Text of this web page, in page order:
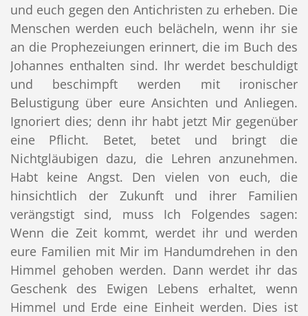
und euch gegen den Antichristen zu erheben. Die
Menschen werden euch belächeln, wenn ihr sie
an die Prophezeiungen erinnert, die im Buch des
Johannes enthalten sind. Ihr werdet beschuldigt
und beschimpft werden mit ironischer
Belustigung über eure Ansichten und Anliegen.
Ignoriert dies; denn ihr habt jetzt Mir gegenüber
eine Pflicht. Betet, betet und bringt die
Nichtgläubigen dazu, die Lehren anzunehmen.
Habt keine Angst. Den vielen von euch, die
hinsichtlich der Zukunft und ihrer Familien
verängstigt sind, muss Ich Folgendes sagen:
Wenn die Zeit kommt, werdet ihr und werden
eure Familien mit Mir im Handumdrehen in den
Himmel gehoben werden. Dann werdet ihr das
Geschenk des Ewigen Lebens erhaltet, wenn
Himmel und Erde eine Einheit werden. Dies ist